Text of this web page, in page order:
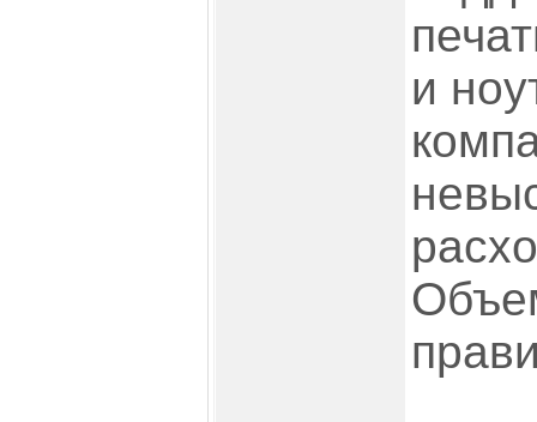
и